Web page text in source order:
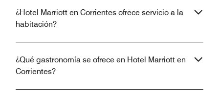
¿Hotel Marriott en Corrientes ofrece servicio a la
habitación?
¿Qué gastronomía se ofrece en Hotel Marriott en
Corrientes?